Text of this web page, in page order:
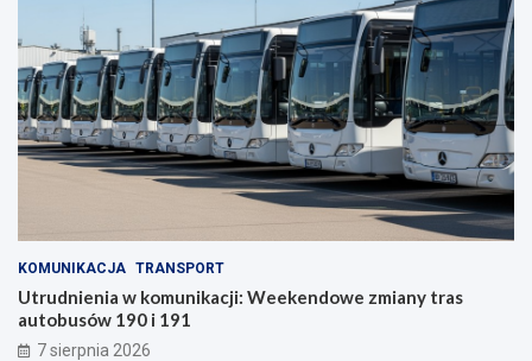
KOMUNIKACJA TRANSPORT
Utrudnienia w komunikacji: Weekendowe zmiany tras
autobusów 190 i 191
7 sierpnia 2026